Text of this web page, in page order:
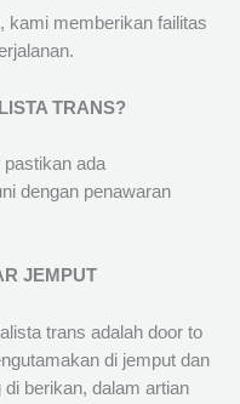
kami memberikan failitas
TRANS?
ada
dengan penawaran
JEMPUT
trans adalah door to
di jemput dan
berikan, dalam artian